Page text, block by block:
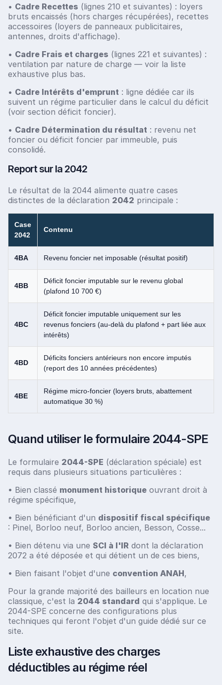
• Cadre Recettes (lignes 210 et suivantes) : loyers
bruts encaissés (hors charges récupérées), recettes
accessoires (loyers de panneaux publicitaires,
antennes, droits d'affichage).
• Cadre Frais et charges (lignes 221 et suivantes) :
ventilation par nature de charge — voir la liste
exhaustive plus bas.
• Cadre Intérêts d'emprunt : ligne dédiée car ils
suivent un régime particulier dans le calcul du déficit
(voir section déficit foncier).
• Cadre Détermination du résultat : revenu net
foncier ou déficit foncier par immeuble, puis
consolidé.
Report sur la 2042
Le résultat de la 2044 alimente quatre cases
distinctes de la déclaration 2042 principale :
Case
2042
Contenu
4BA Revenu foncier net imposable (résultat positif)
4BB
Déficit foncier imputable sur le revenu global
(plafond 10 700 €)
4BC
Déficit foncier imputable uniquement sur les
revenus fonciers (au-delà du plafond + part liée aux
intérêts)
4BD
Déficits fonciers antérieurs non encore imputés
(report des 10 années précédentes)
4BE
Régime micro-foncier (loyers bruts, abattement
automatique 30 %)
Quand utiliser le formulaire 2044-SPE
Le formulaire 2044-SPE (déclaration spéciale) est
requis dans plusieurs situations particulières :
• Bien classé monument historique ouvrant droit à
régime spécifique,
• Bien bénéficiant d'un dispositif fiscal spécifique
: Pinel, Borloo neuf, Borloo ancien, Besson, Cosse...
• Bien détenu via une SCI à l'IR dont la déclaration
2072 a été déposée et qui détient un de ces biens,
• Bien faisant l'objet d'une convention ANAH,
Pour la grande majorité des bailleurs en location nue
classique, c'est la 2044 standard qui s'applique. Le
2044-SPE concerne des configurations plus
techniques qui feront l'objet d'un guide dédié sur ce
site.
Liste exhaustive des charges
déductibles au régime réel